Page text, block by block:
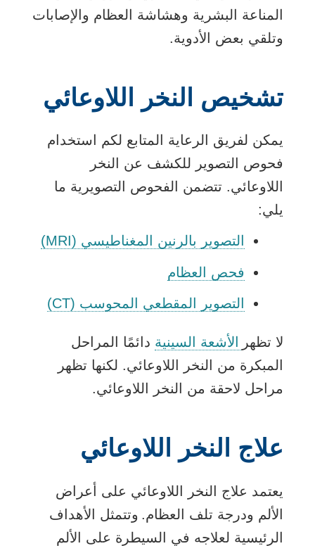
المناعة البشرية وهشاشة العظام والإصابات
وتلقي بعض الأدوية.
تشخيص النخر اللاوعائي
يمكن لفريق الرعاية المتابع لكم استخدام
فحوص التصوير للكشف عن النخر
اللاوعائي. تتضمن الفحوص التصويرية ما
يلي:
التصوير بالرنين المغناطيسي (MRI)
فحص العظام
التصوير المقطعي المحوسب (CT)
لا تظهر الأشعة السينية دائمًا المراحل
المبكرة من النخر اللاوعائي. لكنها تظهر
مراحل لاحقة من النخر اللاوعائي.
علاج النخر اللاوعائي
يعتمد علاج النخر اللاوعائي على أعراض
الألم ودرجة تلف العظام. وتتمثل الأهداف
الرئيسية لعلاجه في السيطرة على الألم